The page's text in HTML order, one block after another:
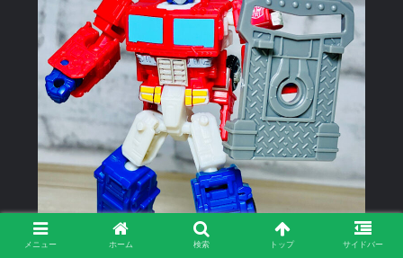
メニュー ホーム 検索 トップ サイドバー